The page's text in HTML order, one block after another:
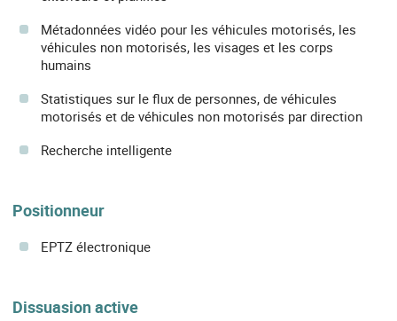
Métadonnées vidéo pour les véhicules motorisés, les
véhicules non motorisés, les visages et les corps
humains
Statistiques sur le flux de personnes, de véhicules
motorisés et de véhicules non motorisés par direction
Recherche intelligente
Positionneur
EPTZ électronique
Dissuasion active